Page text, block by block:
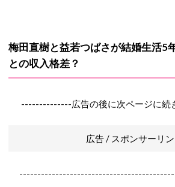
梅田直樹と益若つばさが結婚生活5
との収入格差？
--------------広告の後に次ページに
広告 / スポンサーリ